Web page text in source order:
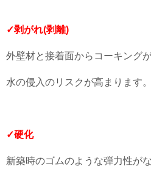
✓剥がれ(剥離)
外壁材と接着面からコーキング
水の侵入のリスクが高まります。
✓硬化
新築時のゴムのような弾力性がな